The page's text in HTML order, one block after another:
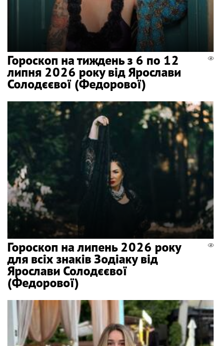
Гороскоп на тиждень з 6 по 12
липня 2026 року від Ярослави
Солодєєвої (Федорової)
Гороскоп на липень 2026 року
для всіх знаків Зодіаку від
Ярослави Солодєєвої
(Федорової)